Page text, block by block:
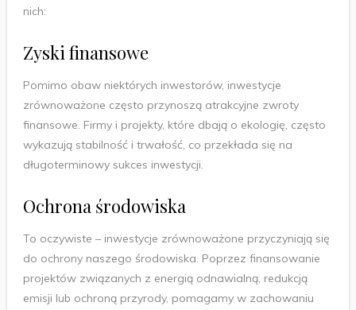
nich:
Zyski finansowe
Pomimo obaw niektórych inwestorów, inwestycje
zrównoważone często przynoszą atrakcyjne zwroty
finansowe. Firmy i projekty, które dbają o ekologię, często
wykazują stabilność i trwałość, co przekłada się na
długoterminowy sukces inwestycji.
Ochrona środowiska
To oczywiste – inwestycje zrównoważone przyczyniają się
do ochrony naszego środowiska. Poprzez finansowanie
projektów związanych z energią odnawialną, redukcją
emisji lub ochroną przyrody, pomagamy w zachowaniu